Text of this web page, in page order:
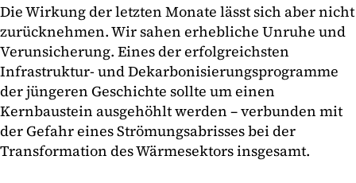
Die Wirkung der letzten Monate lässt sich aber nicht
zurücknehmen. Wir sahen erhebliche Unruhe und
Verunsicherung. Eines der erfolgreichsten
Infrastruktur- und Dekarbonisierungsprogramme
der jüngeren Geschichte sollte um einen
Kernbaustein ausgehöhlt werden – verbunden mit
der Gefahr eines Strömungsabrisses bei der
Transformation des Wärmesektors insgesamt.